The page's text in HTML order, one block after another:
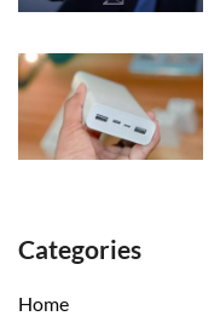
Categories
Home